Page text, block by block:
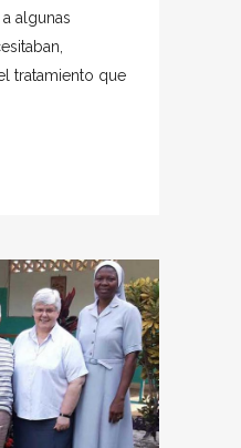
algunas
tratamiento que